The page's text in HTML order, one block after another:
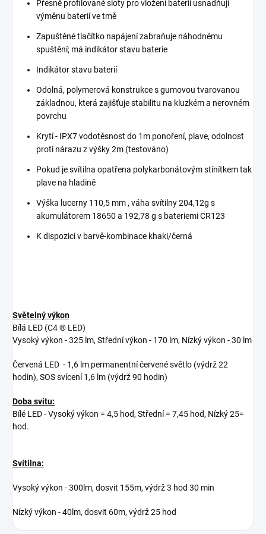
Přesně profilované sloty pro vložení baterií usnadňují
výměnu baterií ve tmě
Zapuštěné tlačítko napájení zabraňuje náhodnému
spuštění; má indikátor stavu baterie
Indikátor stavu baterií
Odolná, polymerová konstrukce s gumovou tvarovanou
základnou, která zajišťuje stabilitu na kluzkém a nerovném
povrchu
Krytí - IPX7 vodotěsnost do 1m ponoření, plave, odolnost
proti nárazu z výšky 2m (testováno)
Pokud je svítilna opatřena polykarbonátovým stínítkem tak
plave na hladině
Výška lucerny 110,5 mm , váha svítilny 204,12g s
akumulátorem 18650 a 192,78 g s bateriemi CR123
K dispozici v barvě-kombinace khaki/černá
Světelný výkon
Bílá LED (C4 ® LED)
Vysoký výkon - 325 lm, Střední výkon - 170 lm, Nízký výkon - 30 lm
Červená LED - 1,6 lm permanentní červené světlo (výdrž 22
hodin), SOS svícení 1,6 lm (výdrž 90 hodin)
Doba svitu:
Bílé LED - Vysoký výkon = 4,5 hod, Střední= 7,45 hod, Nízký 25=
hod.
Svítilna:
Vysoký výkon - 300lm, dosvit 155m, výdrž 3 hod 30 min
Nízký výkon - 40lm, dosvit 60m, výdrž 25 hod